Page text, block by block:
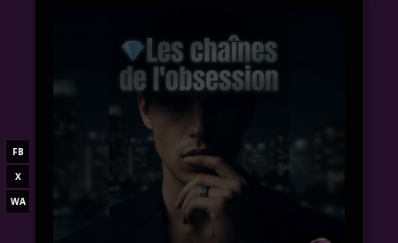
FB
X
WA